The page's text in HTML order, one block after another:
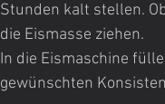
Stunden kalt stellen.
die Eismasse ziehen.
In die Eismaschine
gewünschten